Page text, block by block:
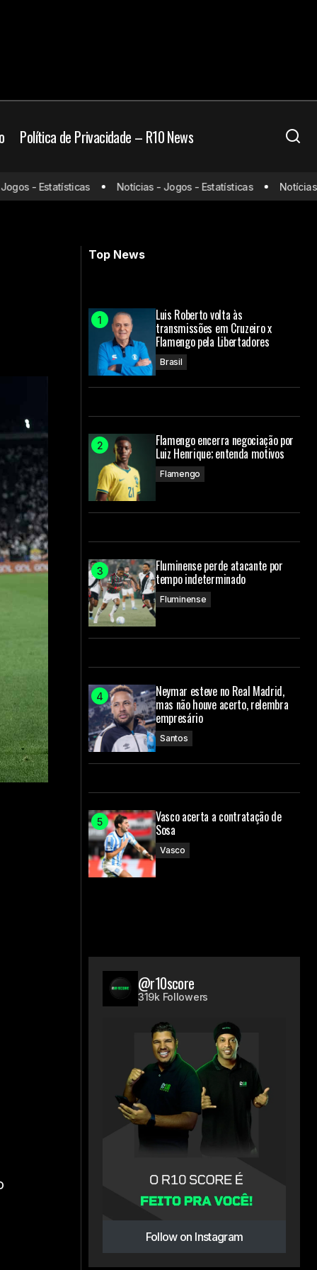
Política de Privacidade – R10 News
Dono da SAF do Cruzeiro comenta
sobre Gabigol: "É o nosso sonho"
- Estatísticas Notícias - Jogos - Estatísticas Notícias -
Top News
Luis Roberto volta às
transmissões em Cruzeiro x
Flamengo pela Libertadores
Brasil
Flamengo encerra negociação por
Luiz Henrique; entenda motivos
Flamengo
Fluminense perde atacante por
tempo indeterminado
Fluminense
Neymar esteve no Real Madrid,
mas não houve acerto, relembra
empresário
Santos
Vasco acerta a contratação de
Sosa
Vasco
@r10score
319k Followers
Follow on Instagram